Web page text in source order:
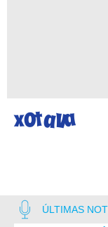
ÚLTIMAS